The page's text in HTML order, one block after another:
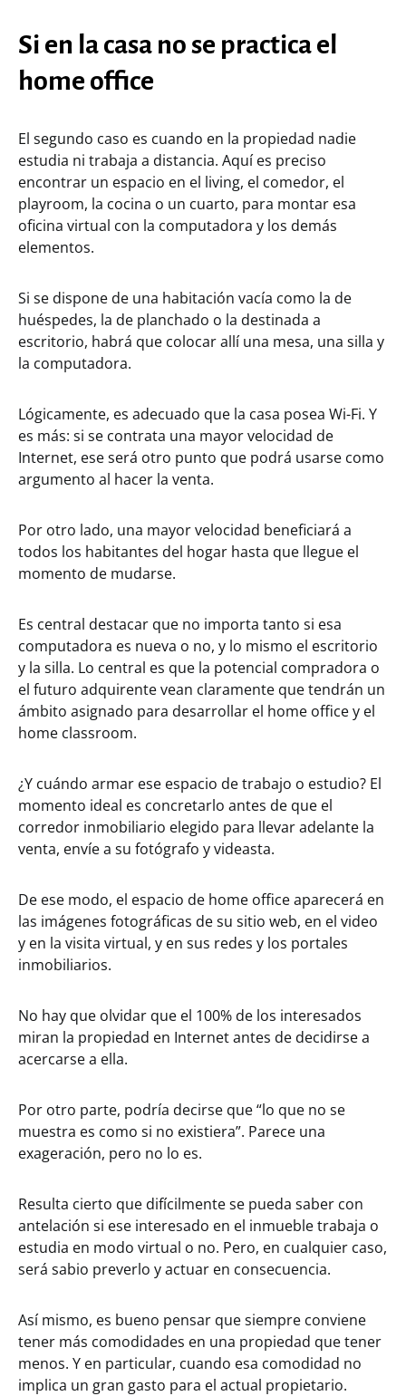
Si en la casa no se practica el
home office
El segundo caso es cuando en la propiedad nadie
estudia ni trabaja a distancia. Aquí es preciso
encontrar un espacio en el living, el comedor, el
playroom, la cocina o un cuarto, para montar esa
oficina virtual con la computadora y los demás
elementos.
Si se dispone de una habitación vacía como la de
huéspedes, la de planchado o la destinada a
escritorio, habrá que colocar allí una mesa, una silla y
la computadora.
Lógicamente, es adecuado que la casa posea Wi-Fi. Y
es más: si se contrata una mayor velocidad de
Internet, ese será otro punto que podrá usarse como
argumento al hacer la venta.
Por otro lado, una mayor velocidad beneficiará a
todos los habitantes del hogar hasta que llegue el
momento de mudarse.
Es central destacar que no importa tanto si esa
computadora es nueva o no, y lo mismo el escritorio
y la silla. Lo central es que la potencial compradora o
el futuro adquirente vean claramente que tendrán un
ámbito asignado para desarrollar el home office y el
home classroom.
¿Y cuándo armar ese espacio de trabajo o estudio? El
momento ideal es concretarlo antes de que el
corredor inmobiliario elegido para llevar adelante la
venta, envíe a su fotógrafo y videasta.
De ese modo, el espacio de home office aparecerá en
las imágenes fotográficas de su sitio web, en el video
y en la visita virtual, y en sus redes y los portales
inmobiliarios.
No hay que olvidar que el 100% de los interesados
miran la propiedad en Internet antes de decidirse a
acercarse a ella.
Por otro parte, podría decirse que “lo que no se
muestra es como si no existiera”. Parece una
exageración, pero no lo es.
Resulta cierto que difícilmente se pueda saber con
antelación si ese interesado en el inmueble trabaja o
estudia en modo virtual o no. Pero, en cualquier caso,
será sabio preverlo y actuar en consecuencia.
Así mismo, es bueno pensar que siempre conviene
tener más comodidades en una propiedad que tener
menos. Y en particular, cuando esa comodidad no
implica un gran gasto para el actual propietario.